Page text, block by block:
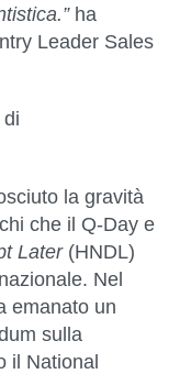
ha
Leader Sales
la gravità
che il Q-Day e
Later(HNDL)
Nel
emanato un
sulla
il National